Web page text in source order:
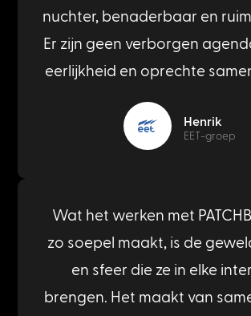
nuchter, benaderbaar en
Er zijn geen verborgen
eerlijkheid en oprechte
Henrik
EET-groep
Wat het werken met
zo soepel maakt, is de
en sfeer die ze in elke
brengen. Het maakt van